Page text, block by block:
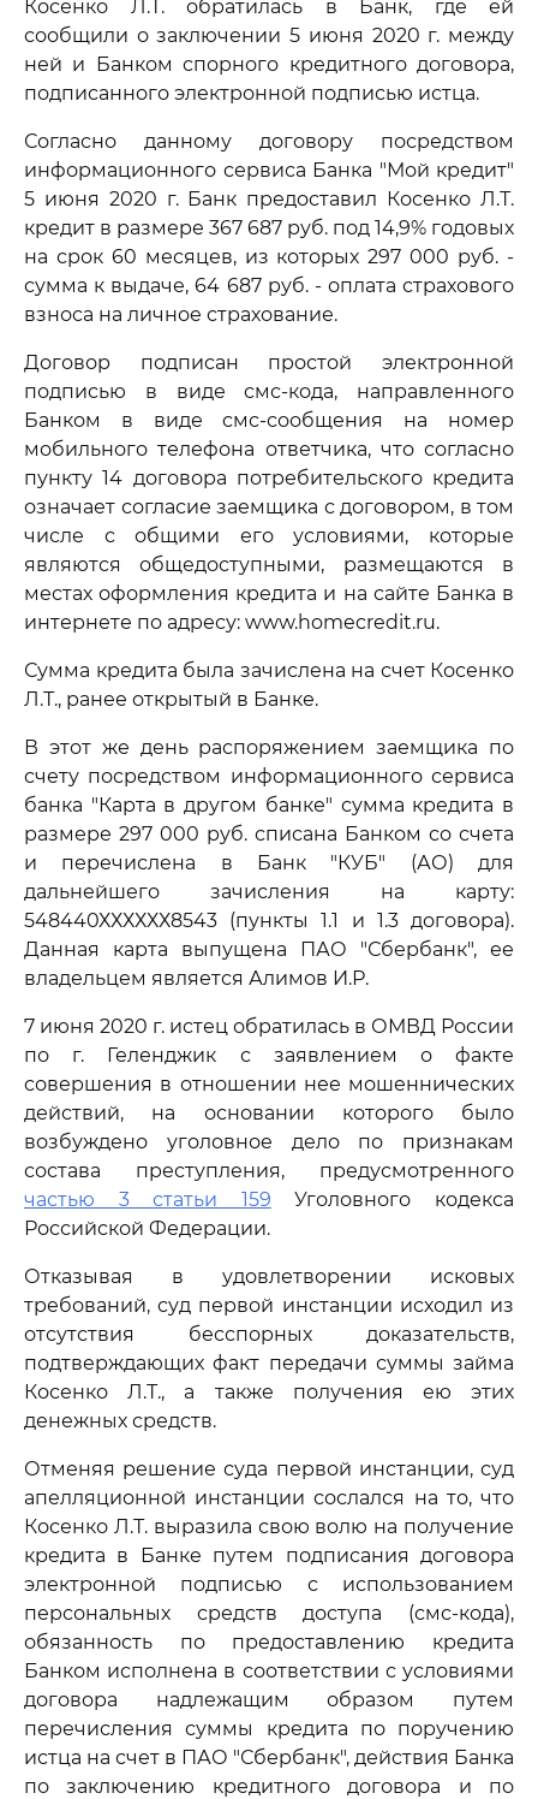
Косенко Л.Т. обратилась в Банк, где ей
сообщили о заключении 5 июня 2020 г. между
ней и Банком спорного кредитного договора,
подписанного электронной подписью истца.
Согласно данному договору посредством
информационного сервиса Банка "Мой кредит"
5 июня 2020 г. Банк предоставил Косенко Л.Т.
кредит в размере 367 687 руб. под 14,9% годовых
на срок 60 месяцев, из которых 297 000 руб. -
сумма к выдаче, 64 687 руб. - оплата страхового
взноса на личное страхование.
Договор подписан простой электронной
подписью в виде смс-кода, направленного
Банком в виде смс-сообщения на номер
мобильного телефона ответчика, что согласно
пункту 14 договора потребительского кредита
означает согласие заемщика с договором, в том
числе с общими его условиями, которые
являются общедоступными, размещаются в
местах оформления кредита и на сайте Банка в
интернете по адресу: www.homecredit.ru.
Сумма кредита была зачислена на счет Косенко
Л.Т., ранее открытый в Банке.
В этот же день распоряжением заемщика по
счету посредством информационного сервиса
банка "Карта в другом банке" сумма кредита в
размере 297 000 руб. списана Банком со счета
и перечислена в Банк "КУБ" (АО) для
дальнейшего зачисления на карту:
548440ХХХХХХ8543 (пункты 1.1 и 1.3 договора).
Данная карта выпущена ПАО "Сбербанк", ее
владельцем является Алимов И.Р.
7 июня 2020 г. истец обратилась в ОМВД России
по г. Геленджик с заявлением о факте
совершения в отношении нее мошеннических
действий, на основании которого было
возбуждено уголовное дело по признакам
состава преступления, предусмотренного
частью 3 статьи 159 Уголовного кодекса
Российской Федерации.
Отказывая в удовлетворении исковых
требований, суд первой инстанции исходил из
отсутствия бесспорных доказательств,
подтверждающих факт передачи суммы займа
Косенко Л.Т., а также получения ею этих
денежных средств.
Отменяя решение суда первой инстанции, суд
апелляционной инстанции сослался на то, что
Косенко Л.Т. выразила свою волю на получение
кредита в Банке путем подписания договора
электронной подписью с использованием
персональных средств доступа (смс-кода),
обязанность по предоставлению кредита
Банком исполнена в соответствии с условиями
договора надлежащим образом путем
перечисления суммы кредита по поручению
истца на счет в ПАО "Сбербанк", действия Банка
по заключению кредитного договора и по